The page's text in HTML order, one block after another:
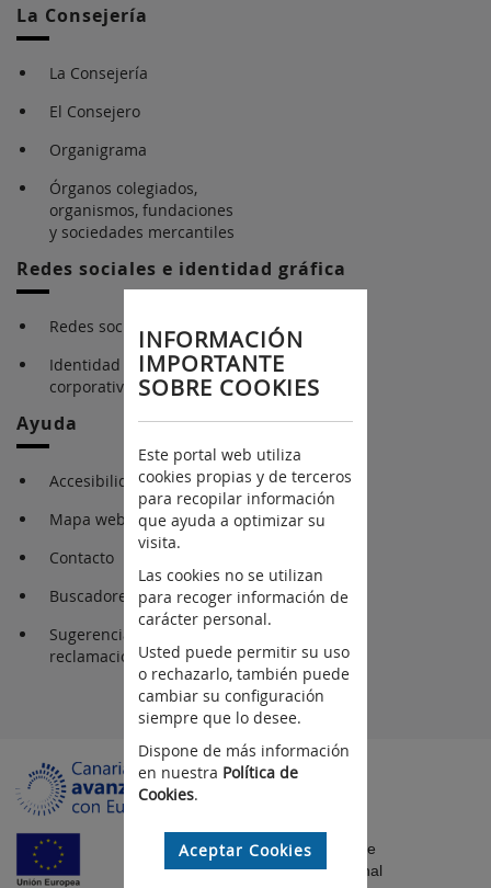
La Consejería
La Consejería
El Consejero
Organigrama
Órganos colegiados,
organismos, fundaciones
y sociedades mercantiles
Redes sociales e identidad gráfica
Redes sociales
Identidad gráfica
corporativa
Ayuda
Accesibilidad
Mapa web
Contacto
Buscadores
Sugerencia y
reclamaciones
Fondo Europeo de
Desarrollo Regional
INFORMACIÓN
IMPORTANTE
SOBRE COOKIES
Este portal web utiliza
cookies propias y de terceros
para recopilar información
que ayuda a optimizar su
visita.
Las cookies no se utilizan
para recoger información de
carácter personal.
Usted puede permitir su uso
o rechazarlo, también puede
cambiar su configuración
siempre que lo desee.
Dispone de más información
en nuestra Política de
Cookies.
Aceptar Cookies